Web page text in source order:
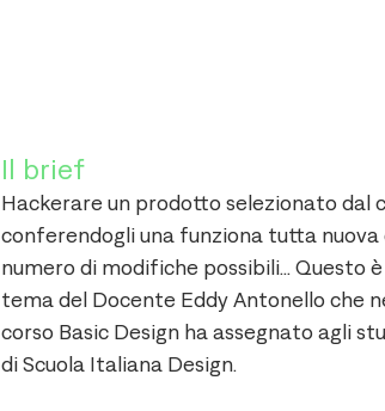
Il brief
Hackerare un prodotto selezionato dal
conferendogli una funziona tutta nuova
numero di modifiche possibili… Questo
tema del Docente Eddy Antonello che
corso Basic Design ha assegnato agli
di Scuola Italiana Design.